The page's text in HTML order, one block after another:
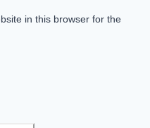
in this browser for the